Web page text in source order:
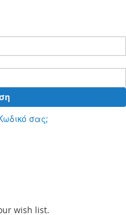
σας;
wish list.